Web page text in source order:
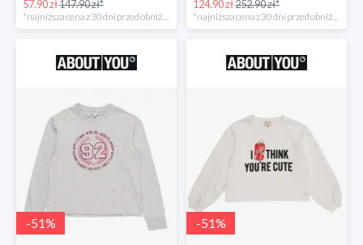
57.90 zł147.90 zł* 124.90 zł252.90 zł*
-51% -51%